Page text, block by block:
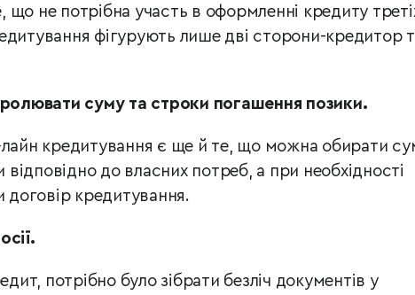
що не потрібна участь в оформленні кредиту
фігурують лише дві сторони-кредитор
суму та строки погашення позики.
кредитування є ще й те, що можна обирати
до власних потреб, а при необхідності
договір кредитування.
потрібно було зібрати безліч документів у